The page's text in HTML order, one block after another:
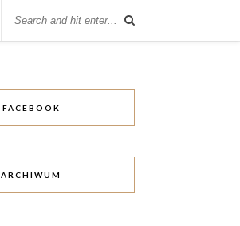
FACEBOOK
ARCHIWUM